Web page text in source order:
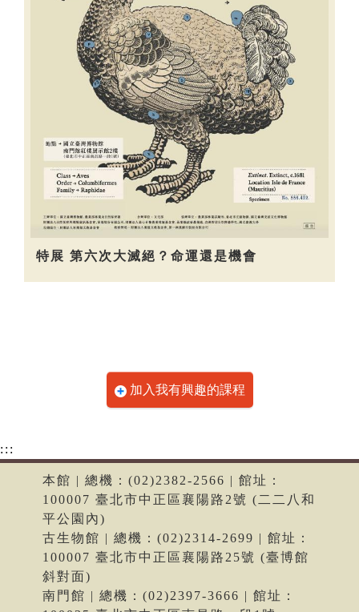
特展 第六次大滅絕？命運還是機會
加入我有興趣的課程
:::
本館 | 總機：(02)2382-2566 | 館址：
100007 臺北市中正區襄陽路2號 (二二八和
平公園內)
古生物館 | 總機：(02)2314-2699 | 館址：
100007 臺北市中正區襄陽路25號 (臺博館
斜對面)
南門館 | 總機：(02)2397-3666 | 館址：